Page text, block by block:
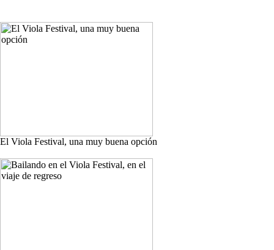
El Viola Festival, una muy buena opción